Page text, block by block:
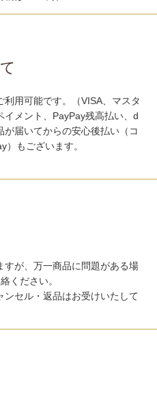
用可能です。（VISA、マスタ
メント、PayPay残高払い、d
届いてからの安心後払い（コ
）もございます。
が、万一商品に問題がある場
ください。
セル・返品はお受けいたして